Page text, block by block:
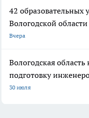
42
Вологодской области
Вчера
Вологодская
подготовку
30 июля